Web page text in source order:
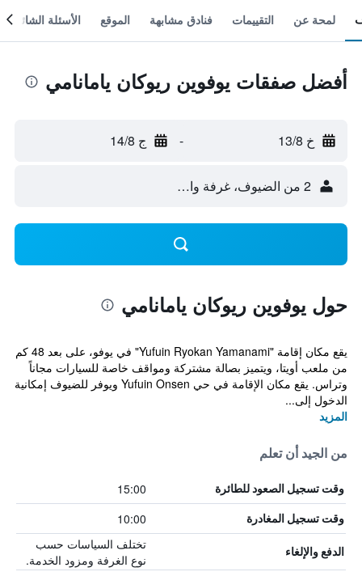
لمحة عن التقييمات فنادق مشابهة الموقع الأسئلة الشائعة
أفضل صفقات يوفوين ريوكان يامانامي
خ 13/8 - ج 14/8
2 من الضيوف، غرفة واحدة
حول يوفوين ريوكان يامانامي
يقع مكان إقامة "Yufuin Ryokan Yamanami" في يوفو، على بعد 48 كم
من ملعب أويتا، ويتميز بصالة مشتركة ومواقف خاصة للسيارات مجاناً
وتراس. يقع مكان الإقامة في حي Yufuin Onsen ويوفر للضيوف إمكانية
الدخول إلى...
المزيد
من الجيد أن تعلم
وقت تسجيل الصعود للطائرة 15:00
وقت تسجيل المغادرة 10:00
الدفع والإلغاء
تختلف السياسات حسب
نوع الغرفة ومزود الخدمة.